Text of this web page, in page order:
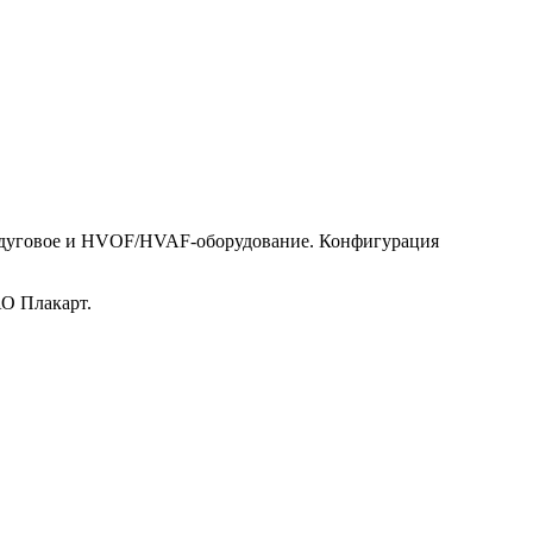
и HVOF/HVAF-оборудование. Конфигурация
Плакарт.